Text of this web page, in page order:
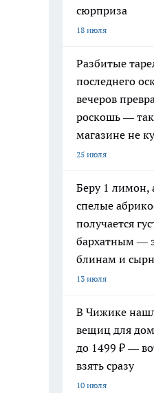
сюрприза
18 июля
Разбитые
последнего
вечеров
роскошь —
магазине не
25 июля
Беру 1 лимон,
спелые
получается
бархатным —
блинам и
13 июля
В Чижике
вещиц для
до 1499 ₽ —
взять сразу
10 июля